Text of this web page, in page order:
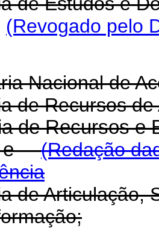
(Revogado pelo
Nacional de
de Recursos
de Recursos e
e(Redação
de Articulação,